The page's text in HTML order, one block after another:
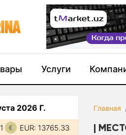
Услуги
Главная
2026 Г.
EUR: 13765.33